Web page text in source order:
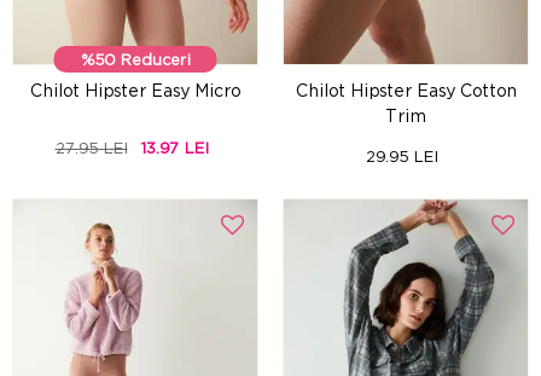
%50 Reduceri
Chilot Hipster Easy Micro
27.95 LEI 13.97 LEI
Chilot Hipster Easy Cotton
Trim
29.95 LEI